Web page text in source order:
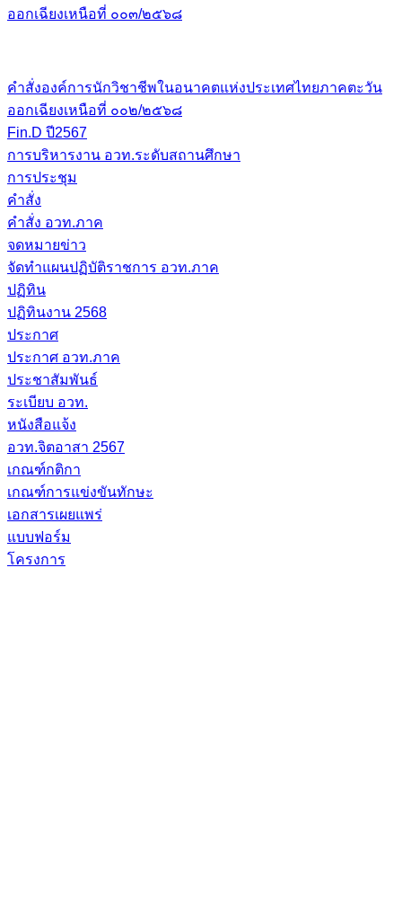
ออกเฉียงเหนือที่ ๐๐๓/๒๕๖๘
คำสั่งองค์การนักวิชาชีพในอนาคตแห่งประเทศไทยภาคตะวัน
ออกเฉียงเหนือที่ ๐๐๒/๒๕๖๘
Fin.D ปี2567
การบริหารงาน อวท.ระดับสถานศึกษา
การประชุม
คำสั่ง
คำสั่ง อวท.ภาค
จดหมายข่าว
จัดทำแผนปฏิบัติราชการ อวท.ภาค
ปฏิทิน
ปฏิทินงาน 2568
ประกาศ
ประกาศ อวท.ภาค
ประชาสัมพันธ์
ระเบียบ อวท.
หนังสือแจ้ง
อวท.จิตอาสา 2567
เกณฑ์กติกา
เกณฑ์การแข่งขันทักษะ
เอกสารเผยแพร่
แบบฟอร์ม
โครงการ